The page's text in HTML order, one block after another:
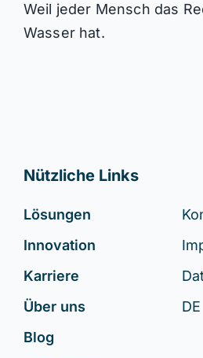
Weil jeder Mensch das
Wasser hat.
Nützliche Links
Lösungen
Innovation
Karriere
Über uns
Blog
DE